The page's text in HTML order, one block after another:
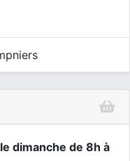
dimanche de 8h à